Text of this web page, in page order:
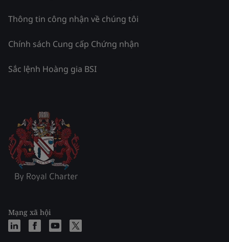
Thông tin công nhận về chúng tôi
Chính sách Cung cấp Chứng nhận
Sắc lệnh Hoàng gia BSI
Mạng xã hội